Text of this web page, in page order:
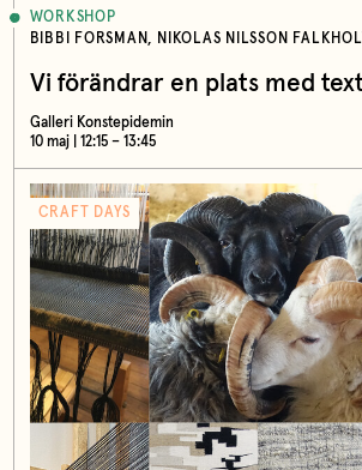
WORKSHOP
BIBBI FORSMAN, NIKOLAS NILSSON
Vi förändrar en plats med
Galleri Konstepidemin
10 maj | 12:15 – 13:45
CRAFT DAYS